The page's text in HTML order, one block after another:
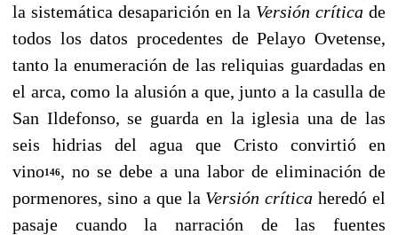
la sistemática desaparición en la Ver­sión crítica de
todos los datos procedentes de Pelayo Ovetense,
tanto la enumeración de las reliquias guardadas en
el arca, como la alusión a que, junto a la casulla de
San Ildefonso, se guarda en la iglesia una de las
seis hidrias del agua que Cristo convirtió en
vino146, no se debe a una labor de eliminación de
pormenores, sino a que la Versión críticaheredó el
pasaje cuando la narración de las fuentes